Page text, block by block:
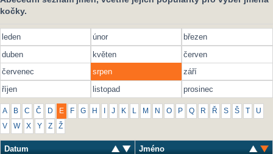
kočky.
leden únor
březen
duben
květen
červen
červenec
srpen
září
říjen
listopad prosinec
A B C Č D E F G H J K L M N O P Q R Ř S Š U
V W X Y Z Ž
Datum Jméno